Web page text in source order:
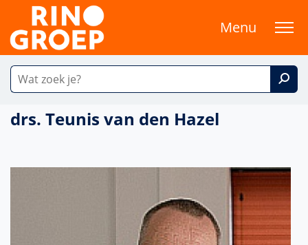
Menu
drs. Teunis van den Hazel